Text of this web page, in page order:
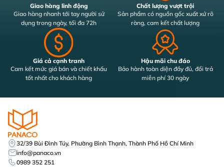
Giao hàng linh động
Giao hàng nhanh tới tay người sử
dụng trong ngày, tối đa 72h
Chất lượng vượt trội
Sản phẩm có nguồn gốc xuất xứ rõ
ràng, cam kết chất lượng
Giá cả cạnh tranh
Cam kết mức giá bán và chiết khấu
tốt nhất cho khách hàng
Hậu mãi chu đáo
Bảo hành toàn diện đầy đủ, đổi trả
miễn phí 30 ngày
32/39 Bùi Đình Túy, Phường Bình Thạnh, Thành Phố Hồ Chí Minh
info@panaco.vn
0989 352 251